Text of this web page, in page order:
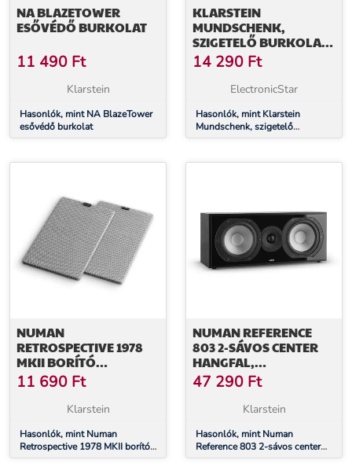
NA BLAZETOWER
ESŐVÉDŐ BURKOLAT
11 490 Ft
Klarstein
Hasonlók, mint NA BlazeTower
esővédő burkolat
KLARSTEIN
MUNDSCHENK,
SZIGETELŐ BURKOLAT,
30L, TARTOZÉKOK
14 290 Ft
ElectronicStar
Hasonlók, mint Klarstein
Mundschenk, szigetelő
burkolat, 30l, tartozékok
NUMAN
RETROSPECTIVE 1978
MKII BORÍTÓ
POLCHANGFALRA, PÁR,
SZÜRKE
11 690 Ft
Klarstein
Hasonlók, mint Numan
Retrospective 1978 MKII borító
polchangfalra, pár, szürke
NUMAN REFERENCE
803 2-SÁVOS CENTER
HANGFAL,
D’APPOLITO, FEKETE
47 290 Ft
Klarstein
Hasonlók, mint Numan
Reference 803 2-sávos center
hangfal, D’Appolito, fekete